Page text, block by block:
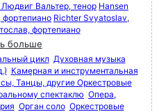
Вальтер, тенор Hansen
фортепиано Richter Svyatoslav,
фортепиано
больше
цикл Духовная музыка
Камерная и инструментальная
Танцы, другие Оркестровые
спектаклю Опера,
Орган соло Оркестровые